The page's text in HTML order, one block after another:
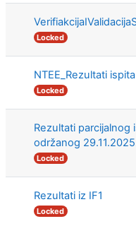
Locked
NTEE_Rezultati ispita
Locked
Rezultati parcijalnog
održanog
Locked
Rezultati iz IF1
Locked